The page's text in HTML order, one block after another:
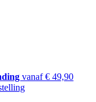
vanaf € 49,90